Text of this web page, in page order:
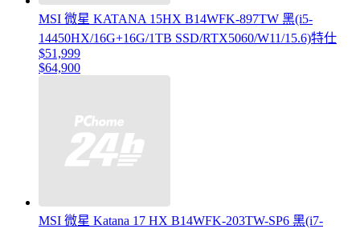
MSI 微星 KATANA 15HX B14WFK-897TW 黑(i5-
14450HX/16G+16G/1TB SSD/RTX5060/W11/15.6)特仕
$51,999
$64,900
MSI 微星 Katana 17 HX B14WFK-203TW-SP6 黑(i7-